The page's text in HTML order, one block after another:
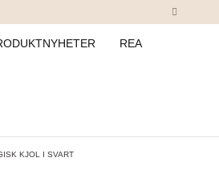
REA
KJOL I SVART